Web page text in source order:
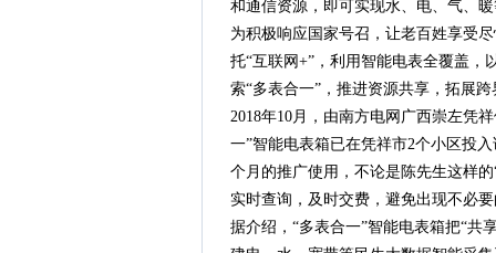
和通信资源，即可实现水、电、气、
为积极响应国家号召，让老百姓享受
托“互联网+”，利用智能电表全覆盖
索“多表合一”，推进资源共享，拓展
2018年10月，由南方电网广西崇左凭
一”智能电表箱已在凭祥市2个小区投
个月的推广使用，不论是陈先生这样
实时查询，及时交费，避免出现不必
据介绍，“多表合一”智能电表箱把“共